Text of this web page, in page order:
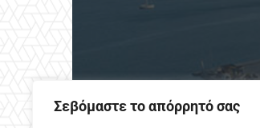
Σεβόμαστε το απόρρητό σας